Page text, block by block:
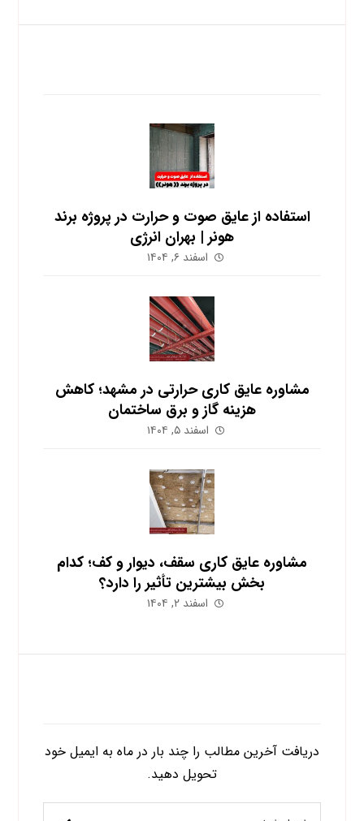
استفاده از عایق صوت و حرارت در پروژه برند
هونر | بهران انرژی
اسفند ۶, ۱۴۰۴
مشاوره عایق کاری حرارتی در مشهد؛ کاهش
هزینه گاز و برق ساختمان
اسفند ۵, ۱۴۰۴
مشاوره عایق کاری سقف، دیوار و کف؛ کدام
بخش بیشترین تأثیر را دارد؟
اسفند ۲, ۱۴۰۴
دریافت آخرین مطالب را چند بار در ماه به ایمیل خود
تحویل دهید.